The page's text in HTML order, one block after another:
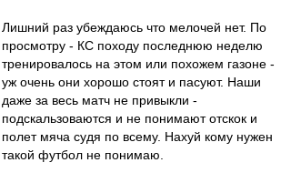
Лишний раз убеждаюсь что мелочей нет. По
просмотру - КС походу последнюю неделю
тренировалось на этом или похожем газоне -
уж очень они хорошо стоят и пасуют. Наши
даже за весь матч не привыкли -
подскальзоваются и не понимают отскок и
полет мяча судя по всему. Нахуй кому нужен
такой футбол не понимаю.